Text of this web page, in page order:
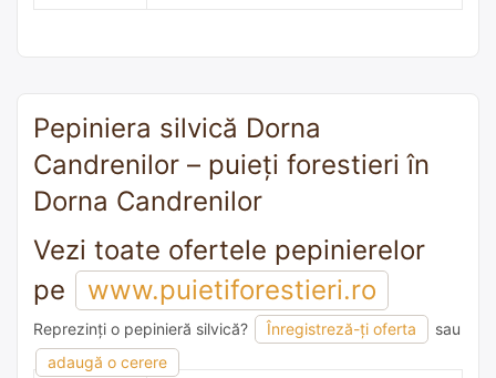
Pepiniera silvică Dorna
Candrenilor – puieți forestieri în
Dorna Candrenilor
Vezi toate ofertele pepinierelor
pe
www.puietiforestieri.ro
Reprezinți o pepinieră silvică? Înregistreză-ți oferta
sau
adaugă o cerere
adaugă o recomandare